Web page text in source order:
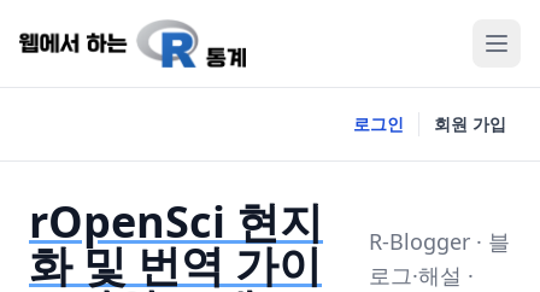
로그인 회원 가입
rOpenSci 현지
화 및 번역 가이
R-Blogger · 블
로그·해설 ·